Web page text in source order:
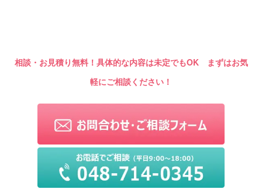
相談・お見積り無料！具体的な内容は未定でもOK まずはお気
軽にご相談ください！